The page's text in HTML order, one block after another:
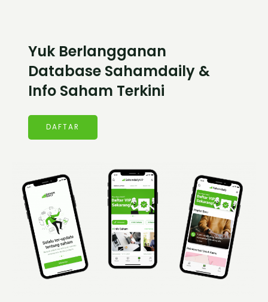
Yuk Berlangganan
Database Sahamdaily &
Info Saham Terkini
DAFTAR